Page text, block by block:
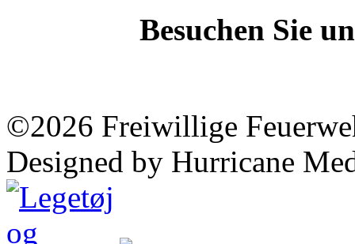
Besuchen Sie
©2026 Freiwillige
Designed by Hurricane